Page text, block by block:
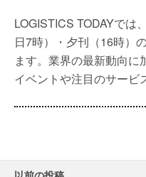
LOGISTICS TODAYでは
日7時）・夕刊（16時）
ます。業界の最新動向
イベントや注目のサービ